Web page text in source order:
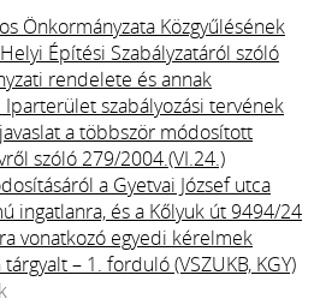
Önkormányzata Közgyűlésének
Építési Szabályzatáról szóló
rendelete és annak
szabályozási tervének
a többször módosított
szóló 279/2004.(VI.24.)
a Gyetvai József utca
ingatlanra, és a Kőlyuk út 9494/24
vonatkozó egyedi kérelmek
– 1. forduló (VSZUKB, KGY)